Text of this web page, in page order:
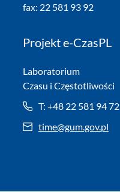
fax: 22 581 93 92
Projekt e-CzasPL
Laboratorium
Czasu i Częstotliwości
T: +48 22 581 94 72
time@gum.gov.pl